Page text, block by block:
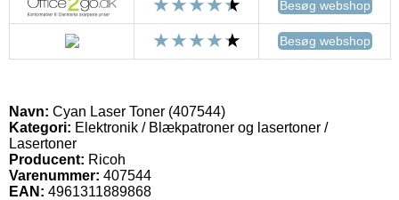
Besøg webshop
Besøg webshop
Navn: Cyan Laser Toner (407544)
Kategori: Elektronik / Blækpatroner og lasertoner /
Lasertoner
Producent: Ricoh
Varenummer: 407544
EAN: 4961311889868